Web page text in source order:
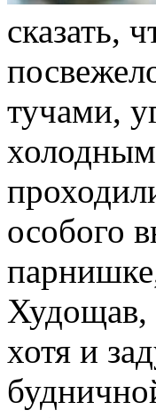
сказать,
тучами,
особого
Худощав,
хотя и